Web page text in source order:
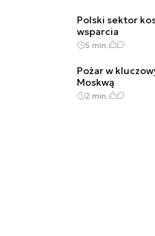
Polski sektor
wsparcia
5 min.
Pożar w
Moskwą
2 min.